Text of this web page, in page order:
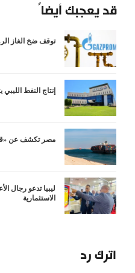
قد يعجبك أيضاً
توقف ضخ الغاز
إنتاج النفط الليبي
مصر تكشف عن
ليبيا تدعو رجال
الاستثمارية
اترك رد